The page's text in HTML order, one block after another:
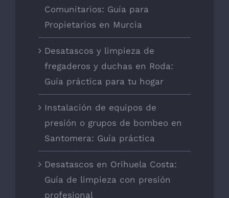
Comunitarios: Guía para
Propietarios en Murcia
Desatascos y limpieza de
fregaderos y duchas en Roda:
Guía práctica para tu hogar
Instalación de equipos de
presión o grupos de bombeo en
Santomera: Guía práctica
Desatascos en Orihuela Costa:
Guía de limpieza con presión
profesional